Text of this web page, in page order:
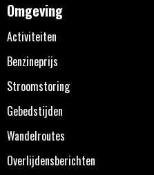
Omgeving
Activiteiten
Benzineprijs
Stroomstoring
Gebedstijden
Wandelroutes
Overlijdensberichten